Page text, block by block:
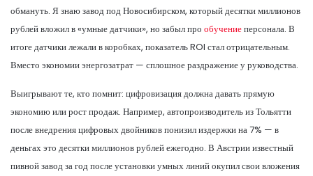
обмануть. Я знаю завод под Новосибирском, который десятки миллионов
рублей вложил в «умные датчики», но забыл про обучениеперсонала. В
итоге датчики лежали в коробках, показатель ROI стал отрицательным.
Вместо экономии энергозатрат — сплошное раздражение у руководства.
Выигрывают те, кто помнит: цифровизация должна давать прямую
экономию или рост продаж. Например, автопроизводитель из Тольятти
после внедрения цифровых двойников понизил издержки на 7% — в
деньгах это десятки миллионов рублей ежегодно. В Австрии известный
пивной завод за год после установки умных линий окупил свои вложения